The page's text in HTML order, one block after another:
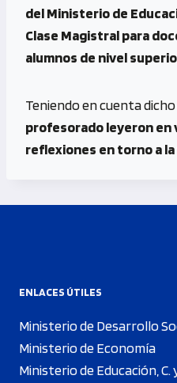
del Ministerio de
Clase Magistral para
alumnos de nivel
Teniendo en cuenta
profesorado leyeron en
reflexiones en torno a
ENLACES ÚTILES
Ministerio de Desarrollo
Ministerio de Economía
Ministerio de Educación, C.